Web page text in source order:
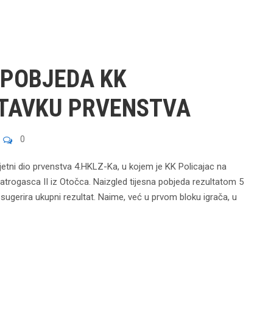
KK
PRVENSTVA
0
dio prvenstva 4.HKLZ-Ka, u kojem je KK Policajac na
II iz Otočca. Naizgled tijesna pobjeda rezultatom 5
ukupni rezultat. Naime, već u prvom bloku igrača, u